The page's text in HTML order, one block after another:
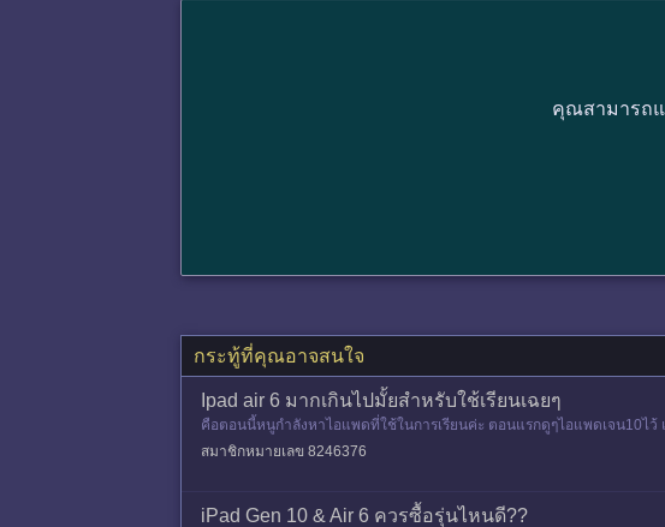
คุณสามารถแ
กระทู้ที่คุณอาจสนใจ
Ipad air 6 มากเกินไปมั้ยสำหรับใช้เรียนเฉยๆ
คือตอนนี้หนูกำลังหาไอแพดที่ใช้ในการเรียนค่ะ ตอนแรกดูๆไอแพดเจน10ไ
000นิดๆ แต่พอเห็
สมาชิกหมายเลข 8246376
iPad Gen 10 & Air 6 ควรซื้อรุ่นไหนดี??